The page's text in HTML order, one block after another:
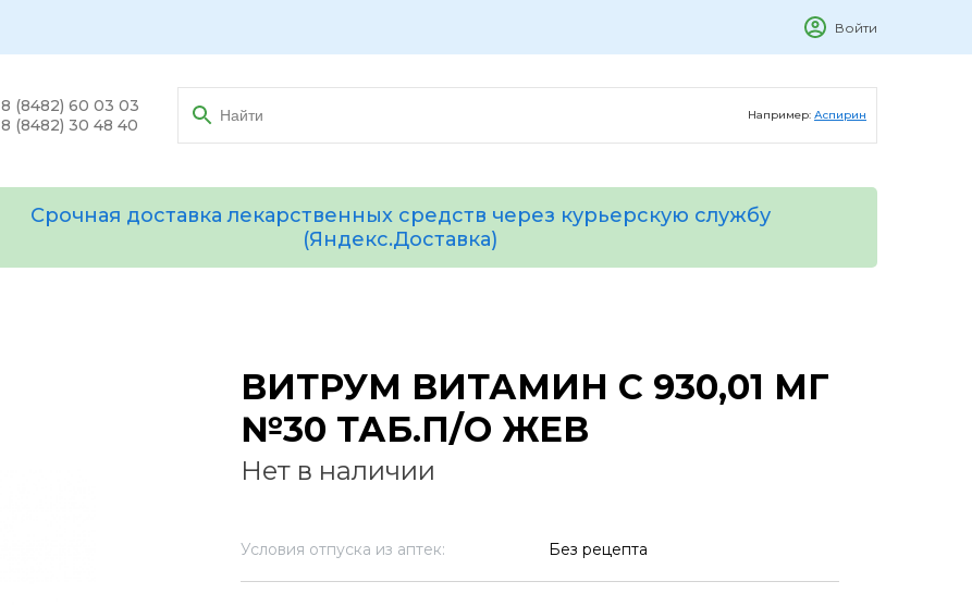
Войти
8 (8482) 60 03 03
8 (8482) 30 48 40
Например: Аспирин
Срочная доставка лекарственных средств через курьерскую службу
(Яндекс.Доставка)
ВИТРУМ ВИТАМИН С 930,01 МГ
№30 ТАБ.П/О ЖЕВ
Нет в наличии
Условия отпуска из аптек: Без рецепта